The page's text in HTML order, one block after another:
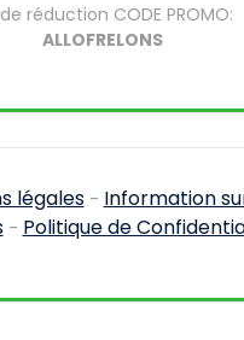
réduction CODE PROMO:
ALLOFRELONS
légales- Information
- Politique de